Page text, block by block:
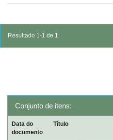
Resultado 1-1 de 1.
Conjunto de itens:
Data do
documento
Título